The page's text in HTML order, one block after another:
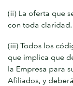
(ii) La oferta que
con toda claridad.
(iii) Todos los
que implica que
la Empresa para
Afiliados, y